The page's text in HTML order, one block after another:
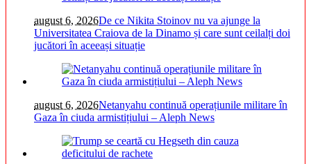
august 6, 2026De ce Nikita Stoinov nu va ajunge la
Universitatea Craiova de la Dinamo și care sunt ceilalți doi
jucători în aceeași situație
august 6, 2026Netanyahu continuă operațiunile militare în
Gaza în ciuda armistițiului – Aleph News